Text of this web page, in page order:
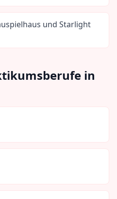
und Starlight
in